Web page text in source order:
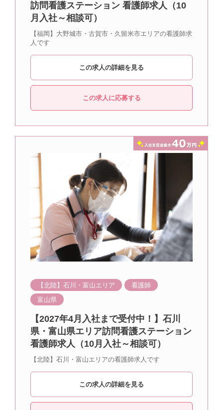
訪問看護ステーション 看護師求人（10
月入社～相談可）
【福岡】大野城市・古賀市・久留米市エリアの看護師求
人です
この求人の詳細を見る
この求人に応募する
【北陸】石川・富山エリア
看護師
富山県
【2027年4月入社まで受付中！】石川
県・富山県エリア訪問看護ステーション
看護師求人（10月入社～相談可）
【北陸】石川・富山エリアの看護師求人です
この求人の詳細を見る